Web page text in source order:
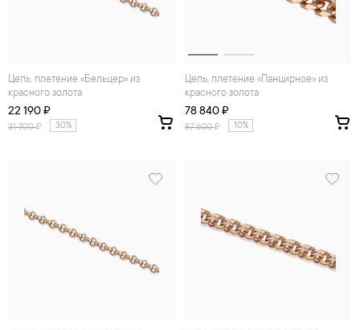
Цепь, плетение «Бельцер» из
красного золота
22 190 ₽
31 700₽ 30%
Цепь, плетение «Панцирное» из
красного золота
78 840 ₽
87 600₽ 10%